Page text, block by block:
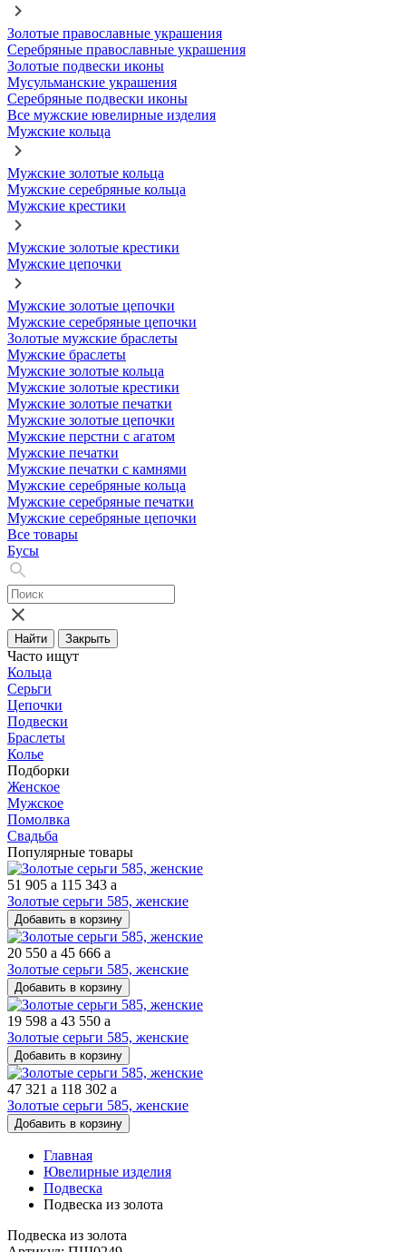
Золотые православные украшения
Серебряные православные украшения
Золотые подвески иконы
Мусульманские украшения
Серебряные подвески иконы
Все мужские ювелирные изделия
Мужские кольца
Мужские золотые кольца
Мужские серебряные кольца
Мужские крестики
Мужские золотые крестики
Мужские цепочки
Мужские золотые цепочки
Мужские серебряные цепочки
Золотые мужские браслеты
Мужские браслеты
Мужские золотые кольца
Мужские золотые крестики
Мужские золотые печатки
Мужские золотые цепочки
Мужские перстни с агатом
Мужские печатки
Мужские печатки с камнями
Мужские серебряные кольца
Мужские серебряные печатки
Мужские серебряные цепочки
Все товары
Бусы
Найти Закрыть
Часто ищут
Кольца
Серьги
Цепочки
Подвески
Браслеты
Колье
Подборки
Женское
Мужское
Помолвка
Свадьба
Популярные товары
51 905 a 115 343 a
Золотые серьги 585, женские
Добавить в корзину
20 550 a 45 666 a
Золотые серьги 585, женские
Добавить в корзину
19 598 a 43 550 a
Золотые серьги 585, женские
Добавить в корзину
47 321 a 118 302 a
Золотые серьги 585, женские
Добавить в корзину
Главная
Ювелирные изделия
Подвеска
Подвеска из золота
Подвеска из золота